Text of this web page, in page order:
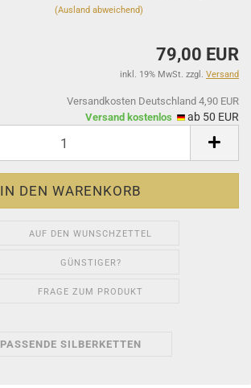
(Ausland abweichend)
79,00 EUR
inkl. 19% MwSt. zzgl. Versand
Versandkosten Deutschland 4,90 EUR
Versand kostenlos
ab 50 EUR
AUF DEN WUNSCHZETTEL
GÜNSTIGER?
FRAGE ZUM PRODUKT
PASSENDE SILBERKETTEN